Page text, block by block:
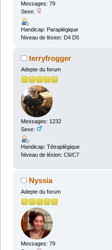
Messages: 79
Sexe:
Handicap: Paraplégique
Niveau de lésion: D4 D5
terryfrogger
Adepte du forum
Messages: 1232
Sexe:
Handicap: Tétraplégique
Niveau de lésion: C6/C7
Nyssia
Adepte du forum
Messages: 79